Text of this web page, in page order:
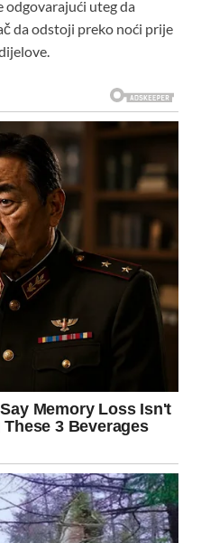
uteg da
da odstoji preko noći prije